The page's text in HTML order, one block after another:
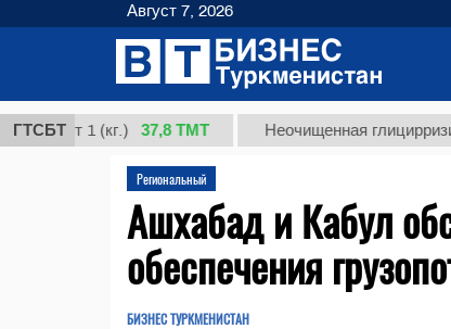
ГТСБТ
1 (кг.) 37,8 ТМТ Неочищенная глицирризиновая
Региональный
Ашхабад и Кабул
обеспечения
БИЗНЕС ТУРКМЕНИСТАН
Август 7, 2026